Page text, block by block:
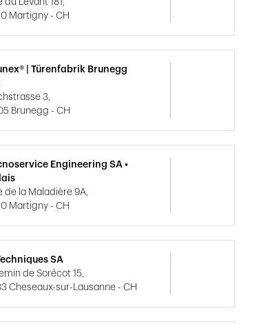
du Levant 181,
Martigny - CH
| Türenfabrik Brunegg
3,
Brunegg - CH
Engineering SA •
de la Maladière 9A,
Martigny - CH
SA
de Sorécot 15,
Cheseaux-sur-Lausanne - CH